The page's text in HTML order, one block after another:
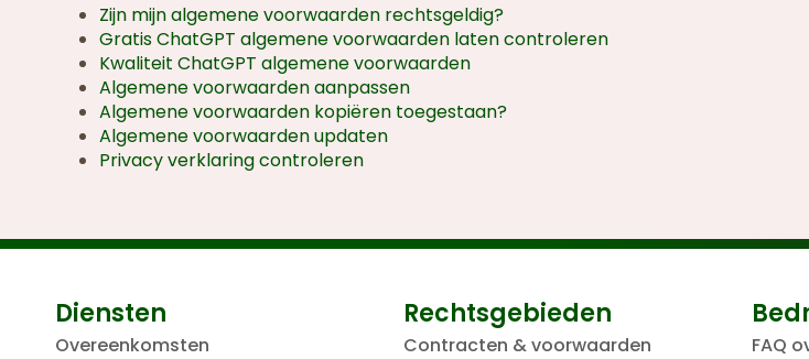
Zijn mijn algemene voorwaarden rechtsgeldig?
Gratis ChatGPT algemene voorwaarden laten controleren
Kwaliteit ChatGPT algemene voorwaarden
Algemene voorwaarden aanpassen
Algemene voorwaarden kopiëren toegestaan?
Algemene voorwaarden updaten
Privacy verklaring controleren
Diensten
Overeenkomsten
Rechtsgebieden
Contracten & voorwaarden FAQ